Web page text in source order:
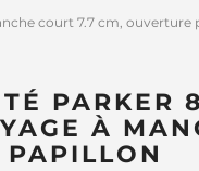
court 7.7 cm, ouverture
PARKER
À
PAPILLON